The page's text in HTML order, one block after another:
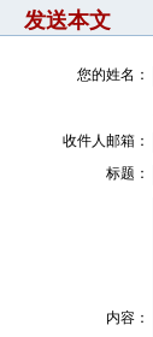
发送本文
您的姓名：
收件人邮箱：
标题：
内容：